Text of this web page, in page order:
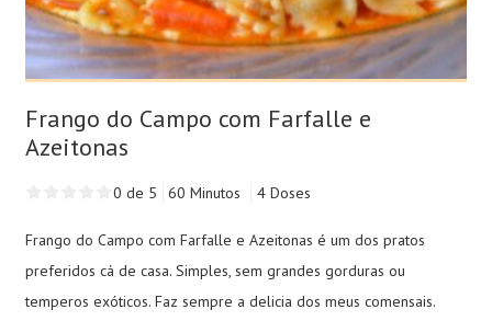
Frango do Campo com Farfalle e
Azeitonas
0 de 5 60 Minutos 4 Doses
Frango do Campo com Farfalle e Azeitonas é um dos pratos
preferidos cá de casa. Simples, sem grandes gorduras ou
temperos exóticos. Faz sempre a delicia dos meus comensais.